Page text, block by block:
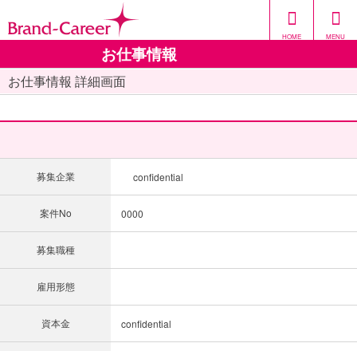
HOME MENU
お仕事情報
お仕事情報 詳細画面
募集企業 confidential
案件No 0000
募集職種
雇用形態
資本金 confidential